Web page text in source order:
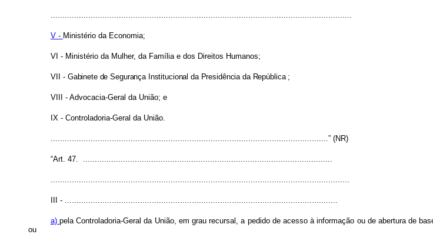
................................................................................................................................
V - Ministério da Economia;
VI - Ministério da Mulher, da Família e dos Direitos Humanos;
VII - Gabinete de Segurança Institucional da Presidência da República ;
VIII - Advocacia-Geral da União; e
IX - Controladoria-Geral da União.
......................................................................................................................” (NR)
“Art. 47. ..........................................................................................................
...............................................................................................................................
III - ....................................................................................................................
a) pela Controladoria-Geral da União, em grau recursal, a pedido de acesso à informação ou de abertura de
ou